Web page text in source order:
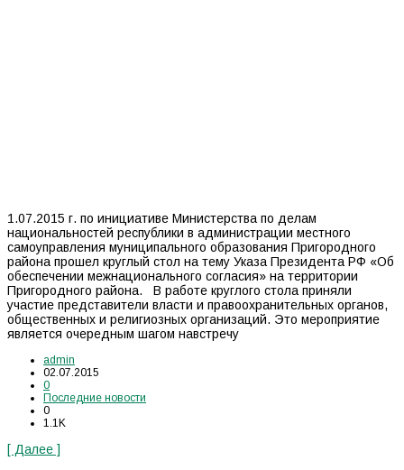
1.07.2015 г. по инициативе Министерства по делам
национальностей республики в администрации местного
самоуправления муниципального образования Пригородного
района прошел круглый стол на тему Указа Президента РФ «Об
обеспечении межнационального согласия» на территории
Пригородного района. В работе круглого стола приняли
участие представители власти и правоохранительных органов,
общественных и религиозных организаций. Это мероприятие
является очередным шагом навстречу
admin
02.07.2015
0
Последние новости
0
1.1K
[ Далее ]